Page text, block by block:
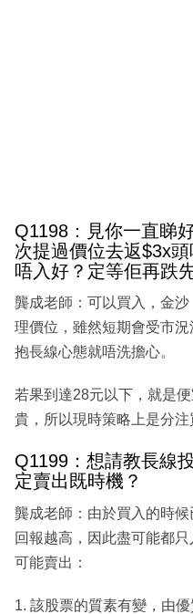
Q1198：見你一直睇
次提過價位去返$3x
唔入好？定等佢再跌
龔成老師：可以買入，金
理價位，雖然短期會受市
抱長線心態就唔洗擔心。
若果到達28元以下，就是
貴，所以現時策略上是分注
Q1199：想請教長線
定賣出既時機？
龔成老師：由於買入的時
回報越高，因此盡可能都
可能賣出：
1. 該股票的質素有變，由